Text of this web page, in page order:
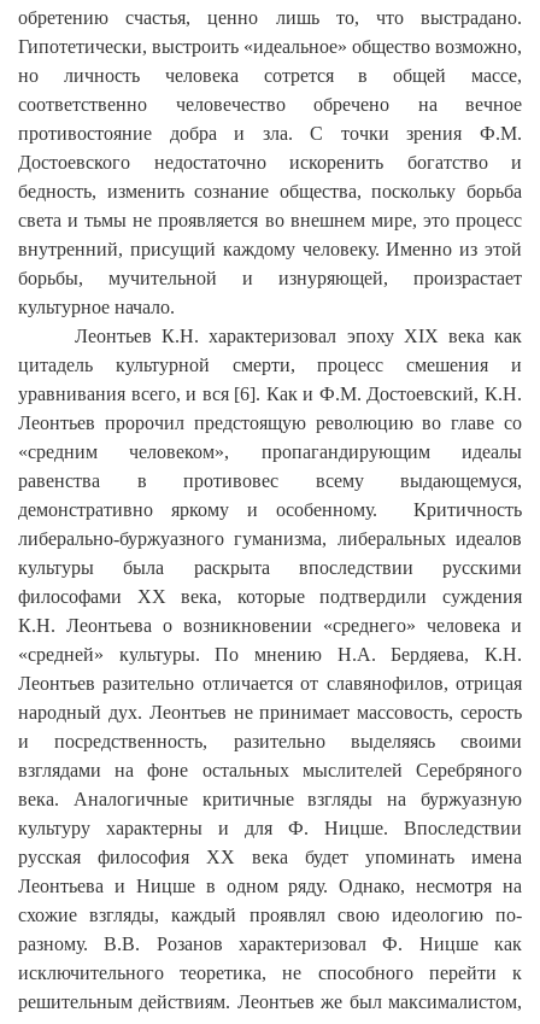
обретению счастья, ценно лишь то, что выстрадано.
Гипотетически, выстроить «идеальное» общество возможно,
но личность человека сотрется в общей массе,
соответственно человечество обречено на вечное
противостояние добра и зла. С точки зрения Ф.М.
Достоевского недостаточно искоренить богатство и
бедность, изменить сознание общества, поскольку борьба
света и тьмы не проявляется во внешнем мире, это процесс
внутренний, присущий каждому человеку. Именно из этой
борьбы, мучительной и изнуряющей, произрастает
культурное начало.
Леонтьев К.Н. характеризовал эпоху XIX века как
цитадель культурной смерти, процесс смешения и
уравнивания всего, и вся [6]. Как и Ф.М. Достоевский, К.Н.
Леонтьев пророчил предстоящую революцию во главе со
«средним человеком», пропагандирующим идеалы
равенства в противовес всему выдающемуся,
демонстративно яркому и особенному. Критичность
либерально-буржуазного гуманизма, либеральных идеалов
культуры была раскрыта впоследствии русскими
философами XX века, которые подтвердили суждения
К.Н. Леонтьева о возникновении «среднего» человека и
«средней» культуры. По мнению Н.А. Бердяева, К.Н.
Леонтьев разительно отличается от славянофилов, отрицая
народный дух. Леонтьев не принимает массовость, серость
и посредственность, разительно выделяясь своими
взглядами на фоне остальных мыслителей Серебряного
века. Аналогичные критичные взгляды на буржуазную
культуру характерны и для Ф. Ницше. Впоследствии
русская философия XX века будет упоминать имена
Леонтьева и Ницше в одном ряду. Однако, несмотря на
схожие взгляды, каждый проявлял свою идеологию по-
разному. В.В. Розанов характеризовал Ф. Ницше как
исключительного теоретика, не способного перейти к
решительным действиям. Леонтьев же был максималистом,